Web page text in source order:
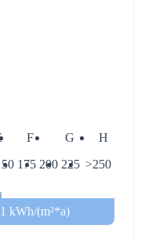
F G
H
175 200 225 >250
kWh/(m²*a)